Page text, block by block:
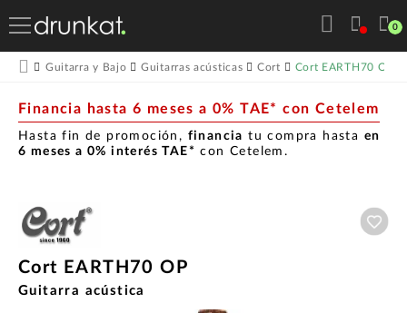
0
Guitarra y Bajo Guitarras acústicas Cort Cort EARTH70 OP
Financia hasta 6 meses a 0% TAE* con Cetelem
Hasta fin de promoción, financia tu compra hasta en
6 meses a 0% interés TAE* con Cetelem.
Cort EARTH70 OP
Guitarra acústica